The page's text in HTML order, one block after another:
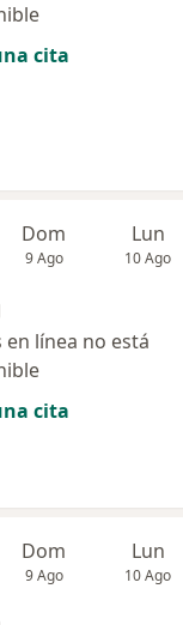
cita
Dom
9 Ago
Lun
10 Ago
en línea no está
cita
Dom
9 Ago
Lun
10 Ago